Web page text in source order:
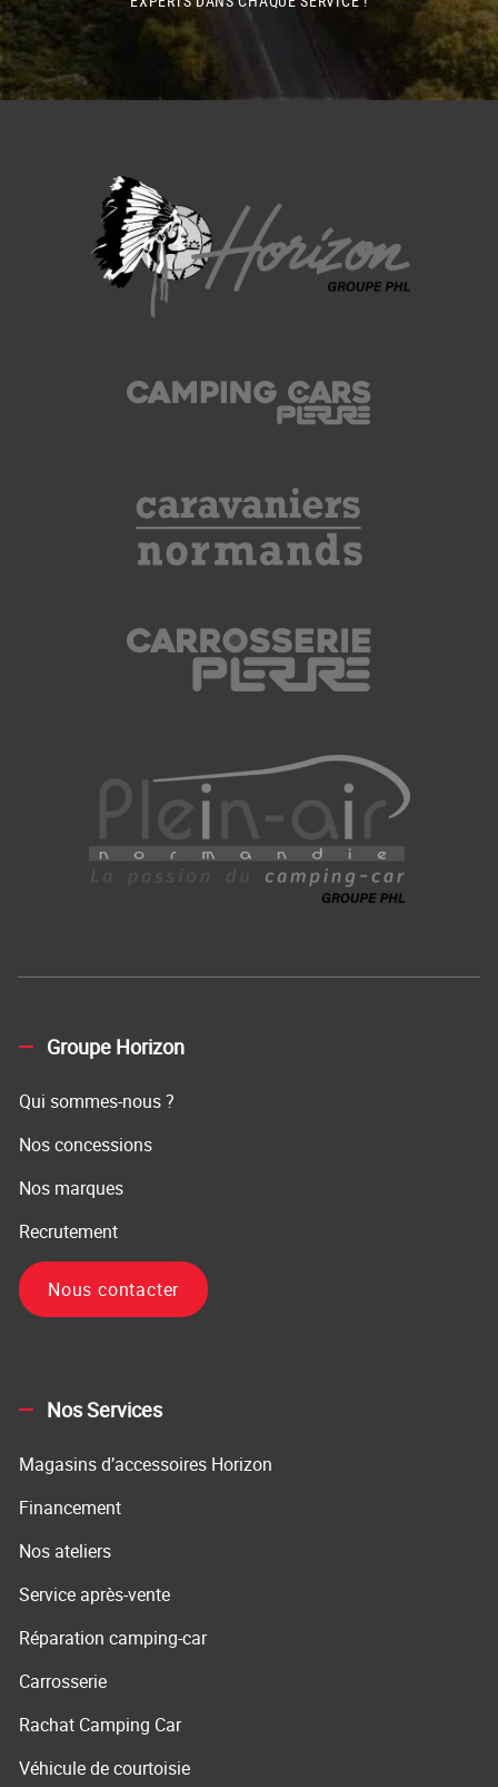
Groupe Horizon
Qui sommes-nous ?
Nos concessions
Nos marques
Recrutement
Nous contacter
Nos Services
Magasins d’accessoires Horizon
Financement
Nos ateliers
Service après-vente
Réparation camping-car
Carrosserie
Rachat Camping Car
Véhicule de courtoisie